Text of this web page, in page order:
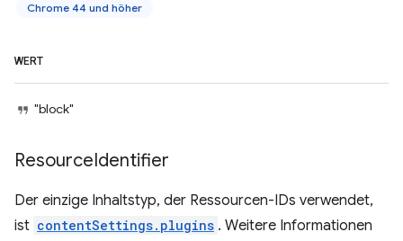
Chrome 44 und höher
WERT
"block"
ResourceIdentifier
Der einzige Inhaltstyp, der Ressourcen-IDs verwendet,
ist contentSettings.plugins . Weitere Informationen